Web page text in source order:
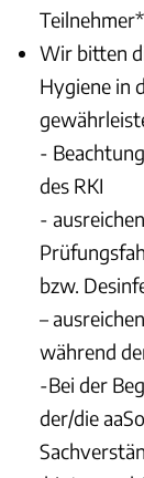
Wir bitten
Hygiene in
-
des RKI
-
bzw.
–
während
-Bei der
der/die